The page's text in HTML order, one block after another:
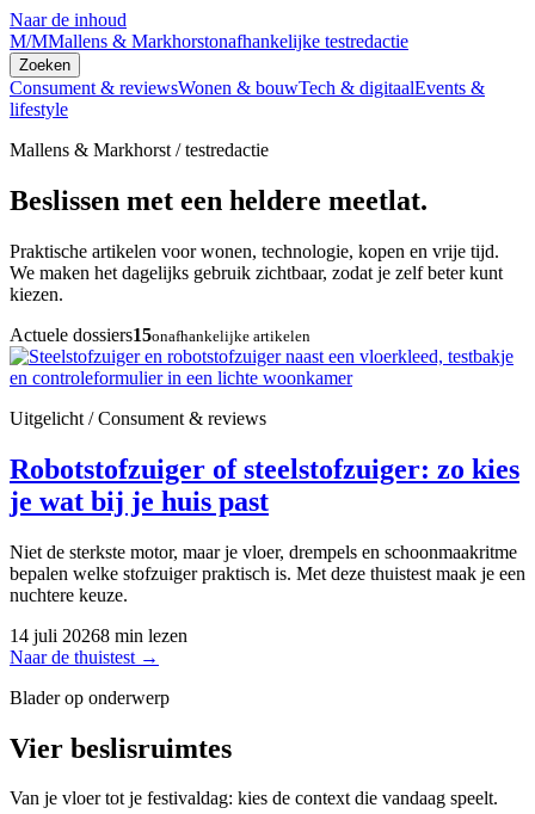
Naar de inhoud
M/MMallens & Markhorstonafhankelijke testredactie
Zoeken
Consument & reviewsWonen & bouwTech & digitaalEvents &
lifestyle
Mallens & Markhorst / testredactie
Beslissen met een heldere meetlat.
Praktische artikelen voor wonen, technologie, kopen en vrije tijd.
We maken het dagelijks gebruik zichtbaar, zodat je zelf beter kunt
kiezen.
Actuele dossiers15onafhankelijke artikelen
Uitgelicht / Consument & reviews
Robotstofzuiger of steelstofzuiger: zo kies
je wat bij je huis past
Niet de sterkste motor, maar je vloer, drempels en schoonmaakritme
bepalen welke stofzuiger praktisch is. Met deze thuistest maak je een
nuchtere keuze.
14 juli 20268 min lezen
Naar de thuistest →
Blader op onderwerp
Vier beslisruimtes
Van je vloer tot je festivaldag: kies de context die vandaag speelt.